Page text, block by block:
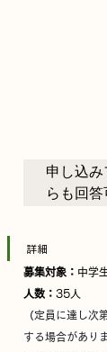
申し込
らも回答
詳細
募集対象： 中学
人数： 35人
（定員に達し次第
する場合があり